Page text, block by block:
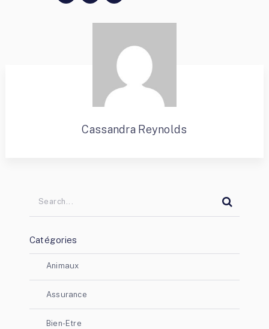
Cassandra Reynolds
Catégories
Animaux
Assurance
Bien-Etre